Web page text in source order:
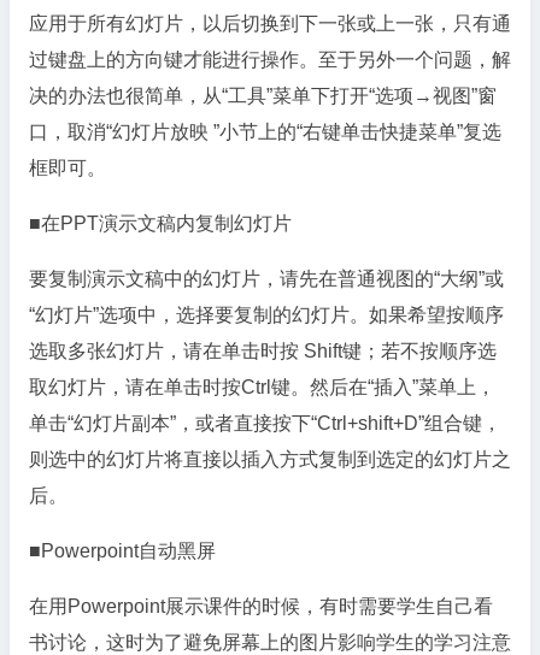
应用于所有幻灯片，以后切换到下一张或上一张，只有通
过键盘上的方向键才能进行操作。至于另外一个问题，解
决的办法也很简单，从“工具”菜单下打开“选项→视图”窗
口，取消“幻灯片放映 ”小节上的“右键单击快捷菜单”复选
框即可。
■在PPT演示文稿内复制幻灯片
要复制演示文稿中的幻灯片，请先在普通视图的“大纲”或
“幻灯片”选项中，选择要复制的幻灯片。如果希望按顺序
选取多张幻灯片，请在单击时按 Shift键；若不按顺序选
取幻灯片，请在单击时按Ctrl键。然后在“插入”菜单上，
单击“幻灯片副本”，或者直接按下“Ctrl+shift+D”组合键，
则选中的幻灯片将直接以插入方式复制到选定的幻灯片之
后。
■Powerpoint自动黑屏
在用Powerpoint展示课件的时候，有时需要学生自己看
书讨论，这时为了避免屏幕上的图片影响学生的学习注意